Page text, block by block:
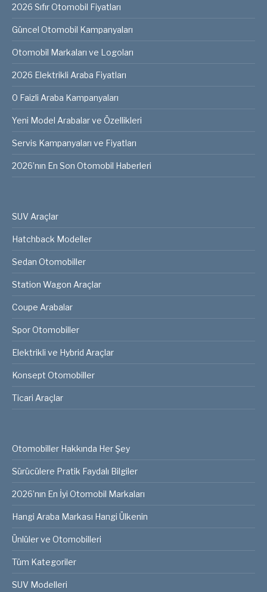
2026 Sıfır Otomobil Fiyatları
Güncel Otomobil Kampanyaları
Otomobil Markaları ve Logoları
2026 Elektrikli Araba Fiyatları
0 Faizli Araba Kampanyaları
Yeni Model Arabalar ve Özellikleri
Servis Kampanyaları ve Fiyatları
2026’nın En Son Otomobil Haberleri
SUV Araçlar
Hatchback Modeller
Sedan Otomobiller
Station Wagon Araçlar
Coupe Arabalar
Spor Otomobiller
Elektrikli ve Hybrid Araçlar
Konsept Otomobiller
Ticari Araçlar
Otomobiller Hakkında Her Şey
Sürücülere Pratik Faydalı Bilgiler
2026’nın En İyi Otomobil Markaları
Hangi Araba Markası Hangi Ülkenin
Ünlüler ve Otomobilleri
Tüm Kategoriler
SUV Modelleri